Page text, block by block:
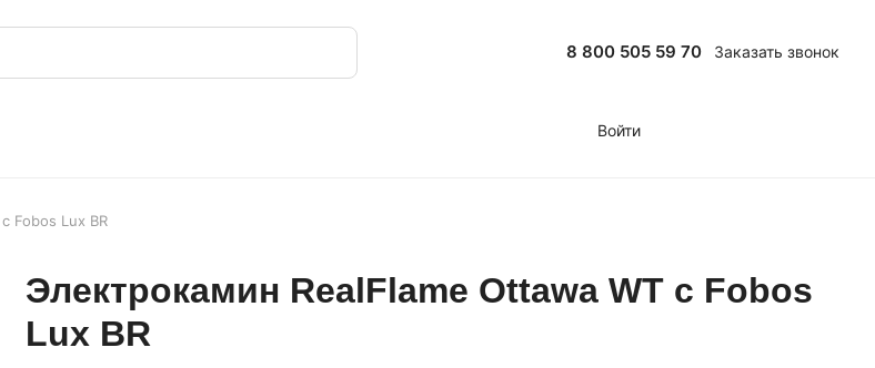
8 800 505 59 70 Заказать звонок
Войти
Fobos Lux BR
Электрокамин RealFlame Ottawa WT с Fobos
Lux BR